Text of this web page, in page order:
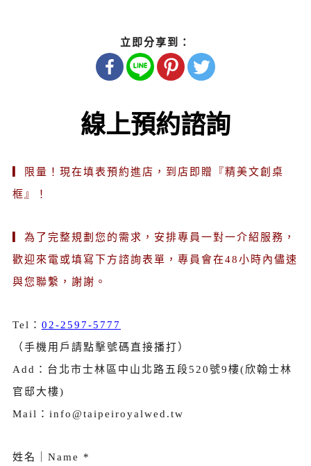
立即分享到：
線上預約諮詢
▎限量！現在填表預約進店，到店即贈『精美文創桌
框』！
▎為了完整規劃您的需求，安排專員一對一介紹服務，
歡迎來電或填寫下方諮詢表單，專員會在48小時內儘速
與您聯繫，謝謝。
Tel： 02-2597-5777
（手機用戶請點擊號碼直接播打）
Add：台北市士林區中山北路五段520號9樓(欣翰士林
官邸大樓)
Mail：info@taipeiroyalwed.tw
姓名｜Name *